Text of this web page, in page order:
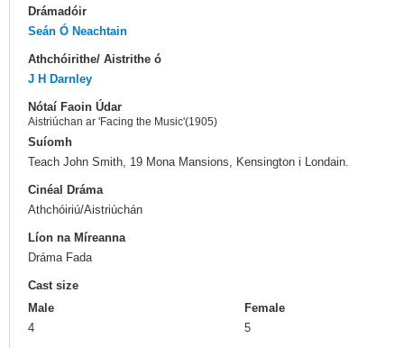
Drámadóir
Seán Ó Neachtain
Athchóirithe/ Aistrithe ó
J H Darnley
Nótaí Faoin Údar
Aistriúchan ar 'Facing the Music'(1905)
Suíomh
Teach John Smith, 19 Mona Mansions, Kensington i Londain.
Cinéal Dráma
Athchóiriú/Aistriúchán
Líon na Míreanna
Dráma Fada
Cast size
Male
4
Female
5